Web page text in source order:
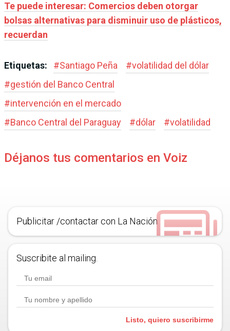
Te puede interesar: Comercios deben otorgar
bolsas alternativas para disminuir uso de plásticos,
recuerdan
Etiquetas: #Santiago Peña #volatilidad del dólar
#gestión del Banco Central
#intervención en el mercado
#Banco Central del Paraguay #dólar #volatilidad
Déjanos tus comentarios en Voiz
Publicitar /contactar con La Nación
Suscribite al mailing.
Listo, quiero suscribirme